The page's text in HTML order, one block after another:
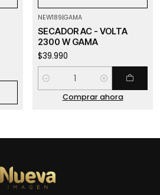
NEW189|GAMA
SECADOR AC - VOLTA
2300 W GAMA
$39.990
Cantidad
Comprar ahora